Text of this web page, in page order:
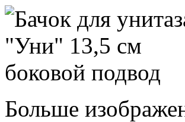
Больше